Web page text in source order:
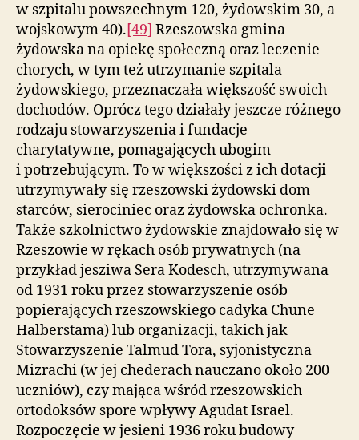
w szpitalu powszechnym 120, żydowskim 30, a
wojskowym 40).[49] Rzeszowska gmina
żydowska na opiekę społeczną oraz leczenie
chorych, w tym też utrzymanie szpitala
żydowskiego, przeznaczała większość swoich
dochodów. Oprócz tego działały jeszcze różnego
rodzaju stowarzyszenia i fundacje
charytatywne, pomagających ubogim
i potrzebującym. To w większości z ich dotacji
utrzymywały się rzeszowski żydowski dom
starców, sierociniec oraz żydowska ochronka.
Także szkolnictwo żydowskie znajdowało się w
Rzeszowie w rękach osób prywatnych (na
przykład jesziwa Sera Kodesch, utrzymywana
od 1931 roku przez stowarzyszenie osób
popierających rzeszowskiego cadyka Chune
Halberstama) lub organizacji, takich jak
Stowarzyszenie Talmud Tora, syjonistyczna
Mizrachi (w jej chederach nauczano około 200
uczniów), czy mająca wśród rzeszowskich
ortodoksów spore wpływy Agudat Israel.
Rozpoczęcie w jesieni 1936 roku budowy